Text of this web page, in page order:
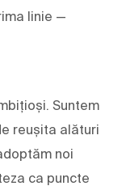
linie —
Suntem
reușita alături
noi
ca puncte